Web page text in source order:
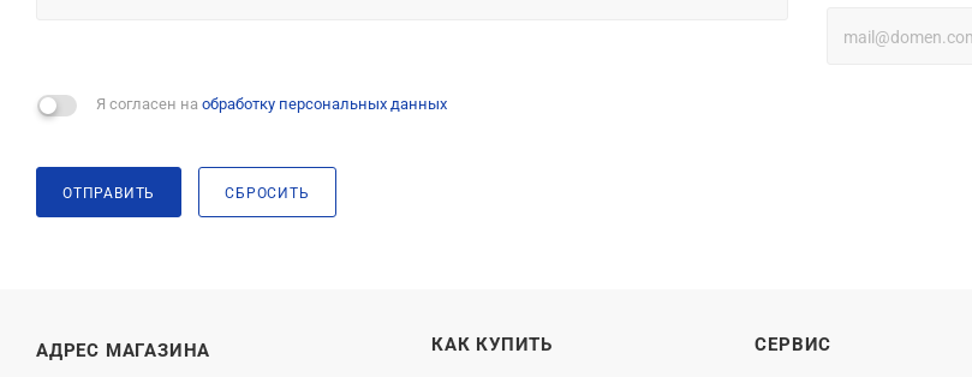
Я согласен на обработку персональных данных
ОТПРАВИТЬ СБРОСИТЬ
АДРЕС МАГАЗИНА КАК КУПИТЬ СЕРВИС